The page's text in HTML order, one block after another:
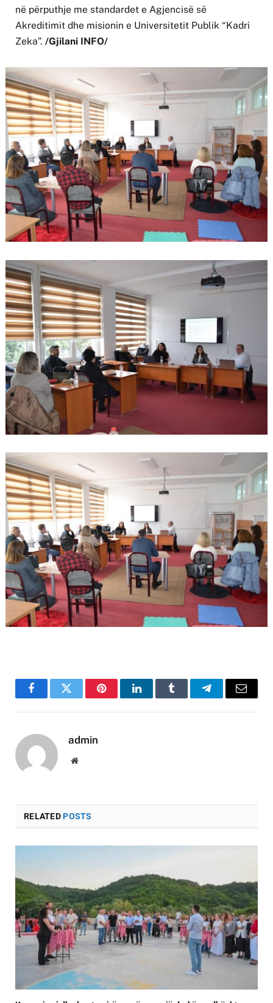
në përputhje me standardet e Agjencisë së
Akreditimit dhe misionin e Universitetit Publik “Kadri
Zeka”. /Gjilani INFO/
FacebookTwitter PinterestLinkedInTumblr TelegramEmail
admin
Website
RELATEDPOSTS